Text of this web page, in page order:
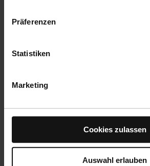
Präferenzen
Statistiken
Marketing
Cookies zulassen
Auswahl erlauben
Muestrario de colores
Service
Opciones de envio
Opciones de pago